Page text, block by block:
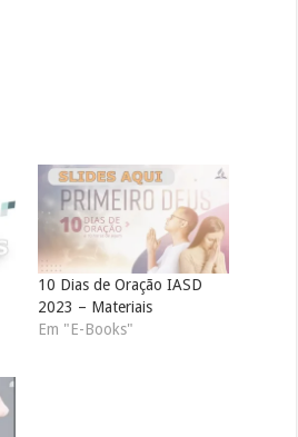
10 Dias de Oração IASD
2023 – Materiais
Em "E-Books"